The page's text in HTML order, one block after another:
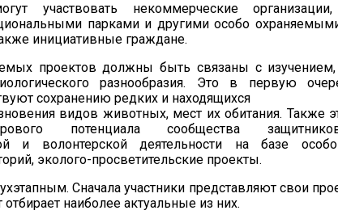
участвовать некоммерческие
парками и другими особо
инициативные граждане.
проектов должны быть связаны с изучением,
разнообразия. Это в первую
сохранению редких и находящихся
видов животных, мест их обитания. Также
потенциала сообщества
и волонтерской деятельности на базе
эколого-просветительские проекты.
Сначала участники представляют свои
наиболее актуальные из них.